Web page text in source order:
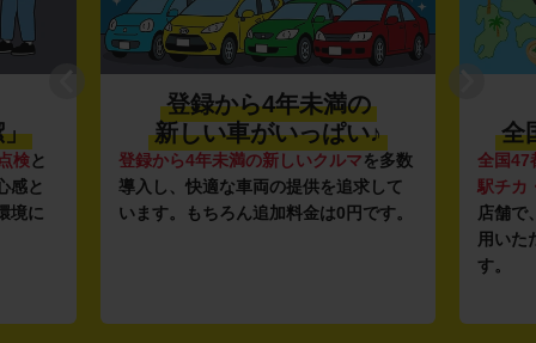
」
検と
感と
境に
登録から4年未満の
新しい車がいっぱい♪
登録から4年未満の新しいクルマを多数
導入し、快適な車両の提供を追求して
います。もちろん追加料金は0円です。
全
全国47
駅チカ
店舗で
用いた
す。